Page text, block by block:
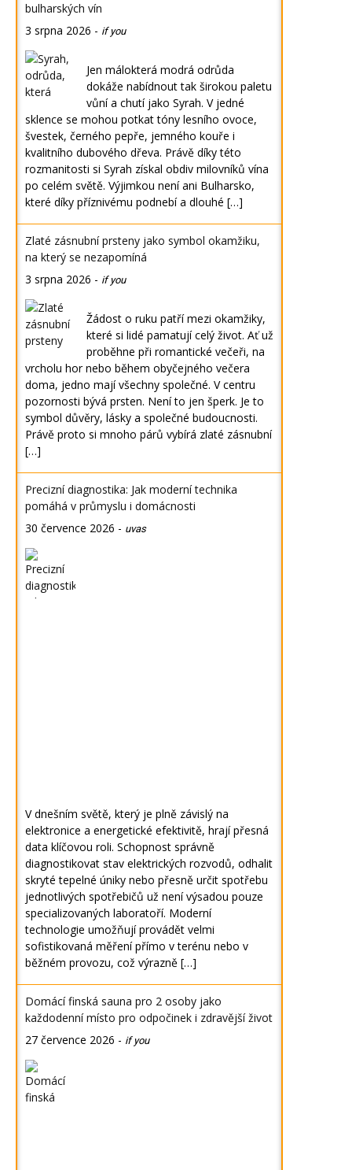
bulharských vín
3 srpna 2026 - if you
Jen málokterá modrá odrůda
dokáže nabídnout tak širokou paletu
vůní a chutí jako Syrah. V jedné
sklence se mohou potkat tóny lesního ovoce,
švestek, černého pepře, jemného kouře i
kvalitního dubového dřeva. Právě díky této
rozmanitosti si Syrah získal obdiv milovníků vína
po celém světě. Výjimkou není ani Bulharsko,
které díky příznivému podnebí a dlouhé […]
Zlaté zásnubní prsteny jako symbol okamžiku,
na který se nezapomíná
3 srpna 2026 - if you
Žádost o ruku patří mezi okamžiky,
které si lidé pamatují celý život. Ať už
proběhne při romantické večeři, na
vrcholu hor nebo během obyčejného večera
doma, jedno mají všechny společné. V centru
pozornosti bývá prsten. Není to jen šperk. Je to
symbol důvěry, lásky a společné budoucnosti.
Právě proto si mnoho párů vybírá zlaté zásnubní
[…]
Precizní diagnostika: Jak moderní technika
pomáhá v průmyslu i domácnosti
30 července 2026 - uvas
V dnešním světě, který je plně závislý na
elektronice a energetické efektivitě, hrají přesná
data klíčovou roli. Schopnost správně
diagnostikovat stav elektrických rozvodů, odhalit
skryté tepelné úniky nebo přesně určit spotřebu
jednotlivých spotřebičů už není výsadou pouze
specializovaných laboratoří. Moderní
technologie umožňují provádět velmi
sofistikovaná měření přímo v terénu nebo v
běžném provozu, což výrazně […]
Domácí finská sauna pro 2 osoby jako
každodenní místo pro odpočinek i zdravější život
27 července 2026 - if you